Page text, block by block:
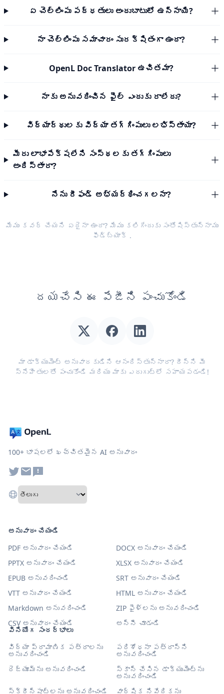
ఏ చెల్లింపు పద్ధతులు అందుబాటులో ఉన్నాయి?
నా చెల్లింపు సమాచారం సురక్షితంగా ఉందా?
OpenL Doc Translator ఉచితమా?
నాకు అనువదించిన ఫైల్ ఎందుకు రాలేదు?
విద్యార్థులకు విద్యా తగ్గింపులు లభిస్తాయా?
మీరు లాభాపేక్షలేని సంస్థలకు తగ్గింపులు
అందిస్తారా?
నేను రీఫండ్ అభ్యర్థించగలనా?
మేము కవర్ చేయని ఏదైనా ఉందా? మేము కలిగేందుకు సంతోషిస్తున్నాము
ఫీడ్‌బ్యాక్ .
దయచేసి ఈ పేజీని పంచుకోండి
మా డాక్యుమెంట్ అనువాదకుడిని ఆనందిస్తున్నారా? దీన్ని మీ
స్నేహితులతో పంచుకోండి మరియు మాకు ఎదుగుట్లో సహాయపడండి!
100+ భాషలలో ఖచ్చితమైన AI అనువాదం
వినియోగ సందర్భాలు
విద్యా ప్రామాణిక పత్రాలను
అనువదించండి
పరిశోధనా పత్రాన్ని
అనువదించండి
రెజ్యూమ్‌ను అనువదించండి
స్కాన్ చేసిన డాక్యుమెంట్‌ను
అనువదించండి
స్క్రీన్‌షాట్‌లను అనువదించండి
వార్షిక నివేదికను
అనువాదం చేయండి
PDF అనువాదం చేయండి
DOCX అనువాదం చేయండి
PPTX అనువాదం చేయండి
XLSX అనువాదం చేయండి
EPUB అనువదించండి
SRT అనువాదం చేయండి
VTT అనువాదం చేయండి
HTML అనువాదం చేయండి
Markdown అనువదించండి
ZIP ఫైళ్లను అనువదించండి
CSV అనువాదం చేయండి
అన్నీ చూడండి